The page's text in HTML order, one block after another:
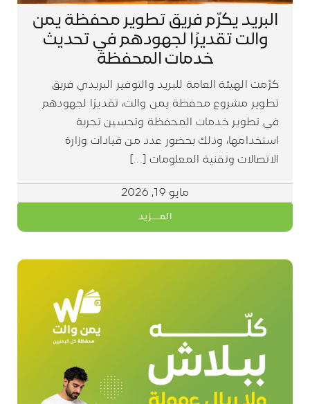
البريد يكرّم فريق تطوير محفظة يمن
والت تقديرًا لجهودهم في تحديث
خدمات المحفظة
كرّمت الهيئة العامة للبريد والتوفير البريدي فريق
تطوير مشروع محفظة يمن والت، تقديرًا لجهودهم
في تطوير خدمات المحفظة وتحسين تجربة
استخدامها، وذلك بحضور عدد من قيادات وزارة
الاتصالات وتقنية المعلومات [...]
مايو 19, 2026
المـــزيد